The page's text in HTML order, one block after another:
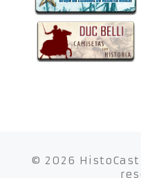
© 2026 HistoCast